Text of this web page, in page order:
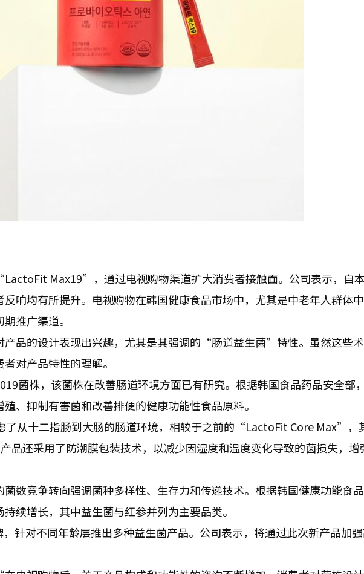
Max19”，通过电视购物渠道扩大消费者接触面。公司表示，自
响均有所提升。电视购物在韩国健康食品市场中，尤其是中老年人群体中
推广渠道。
产品的设计表现出兴趣，尤其是其强调的“肠道益生菌”特性。虽然这些
对产品特性的理解。
菌株，该菌株在改善肠道环境方面已有研究。根据韩国食品药品安全部
、抑制有害菌和改善排便的健康功能性食品原料。
从十二指肠到大肠的肠道环境，相较于之前的“LactoFit Core Max”，
品还采用了防潮膜包装技术，以减少因湿度和温度变化导致的菌损失，增
数竞争转向强调菌种多样性、生存力和传递技术。根据韩国健康功能食
续增长，其中益生菌与红参并列为主要品类。
对不同年龄层推出多种益生菌产品。公司表示，将通过此次新产品加